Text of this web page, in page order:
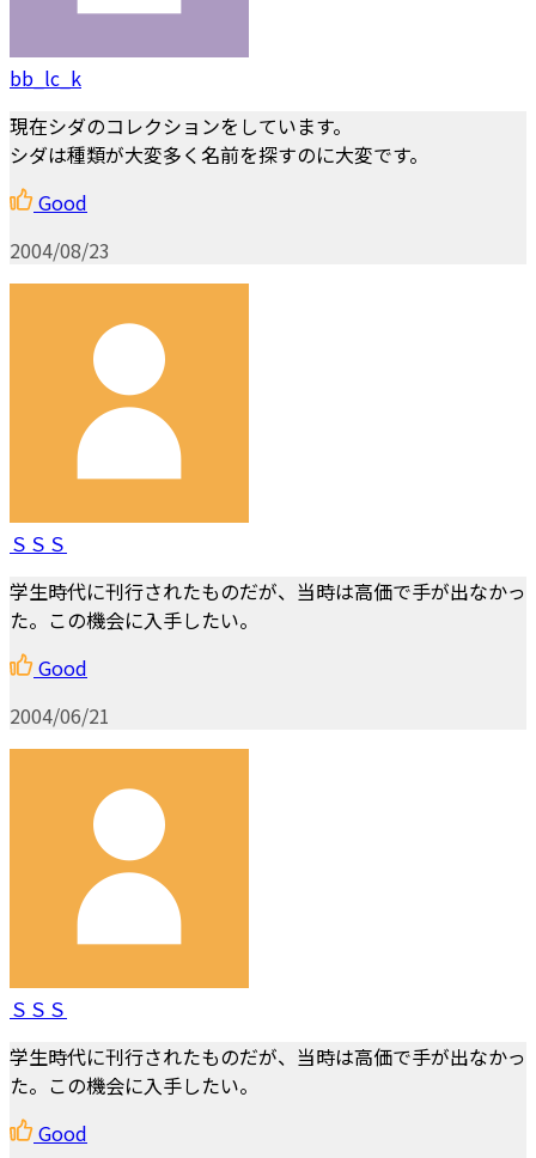
bb_lc_k
現在シダのコレクションをしています。
シダは種類が大変多く名前を探すのに大変です。
Good
2004/08/23
ＳＳＳ
学生時代に刊行されたものだが、当時は高価で手が出なかっ
た。この機会に入手したい。
Good
2004/06/21
ＳＳＳ
学生時代に刊行されたものだが、当時は高価で手が出なかっ
た。この機会に入手したい。
Good